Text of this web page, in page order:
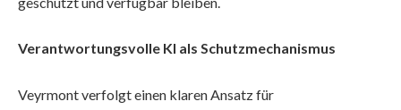
Verantwortungsvolle KI als Schutzmechanismus
Veyrmont verfolgt einen klaren Ansatz für